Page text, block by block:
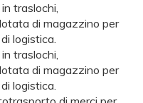
traslochi,
di magazzino per
logistica.
traslochi,
di magazzino per
logistica.